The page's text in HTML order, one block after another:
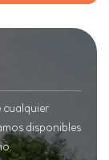
disponibles